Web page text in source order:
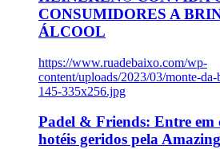
CONSUMIDORES A
ÁLCOOL
https://www.ruadebaixo.com/wp-
content/uploads/2023/03/monte-
145-335x256.jpg
Padel & Friends: Entre em
hotéis geridos pela